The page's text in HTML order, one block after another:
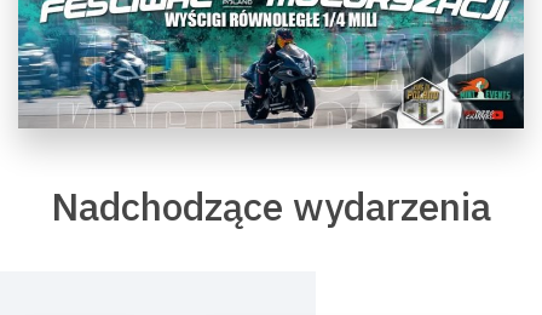
Nadchodzące wydarzenia